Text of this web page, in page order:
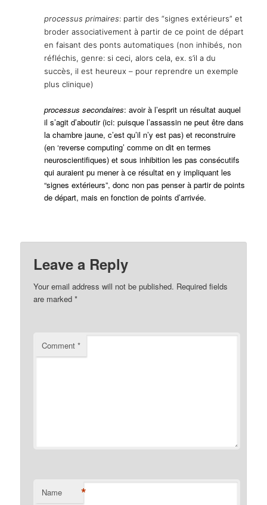
processus primaires: partir des “signes extérieurs” et
broder associativement à partir de ce point de départ
en faisant des ponts automatiques (non inhibés, non
réfléchis, genre: si ceci, alors cela, ex. s’il a du
succès, il est heureux – pour reprendre un exemple
plus clinique)
processus secondaires: avoir à l’esprit un résultat auquel
il s’agit d’aboutir (ici: puisque l’assassin ne peut être dans
la chambre jaune, c’est qu’il n’y est pas) et reconstruire
(en ‘reverse computing’ comme on dit en termes
neuroscientifiques) et sous inhibition les pas consécutifs
qui auraient pu mener à ce résultat en y impliquant les
“signes extérieurs”, donc non pas penser à partir de points
de départ, mais en fonction de points d’arrivée.
Leave a Reply
Your email address will not be published. Required fields
are marked*
Comment*
Name *